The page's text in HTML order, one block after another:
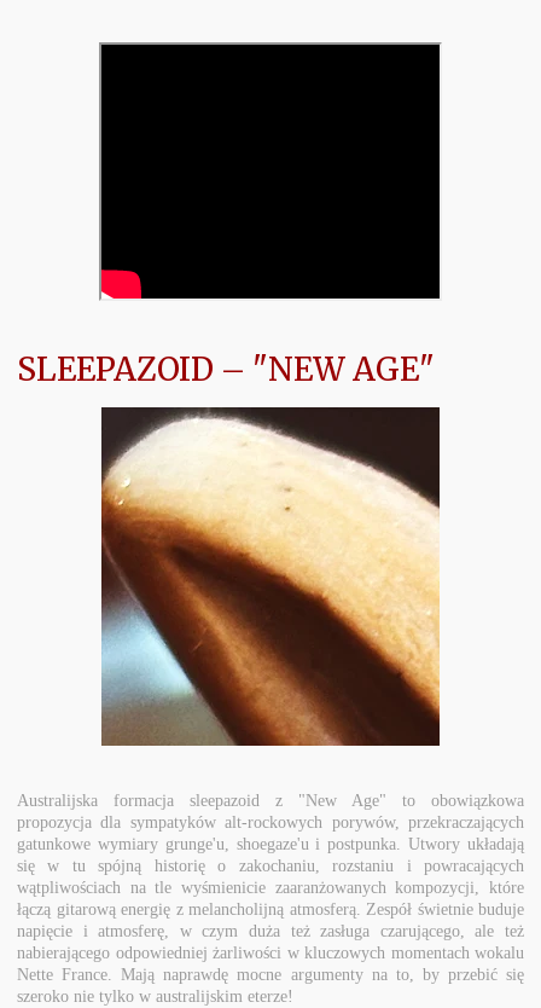
SLEEPAZOID – "NEW AGE"
Australijska formacja sleepazoid z "New Age" to obowiązkowa
propozycja dla sympatyków alt-rockowych porywów, przekraczających
gatunkowe wymiary grunge'u, shoegaze'u i postpunka. Utwory układają
się w tu spójną historię o zakochaniu, rozstaniu i powracających
wątpliwościach na tle wyśmienicie zaaranżowanych kompozycji, które
łączą gitarową energię z melancholijną atmosferą. Zespół świetnie buduje
napięcie i atmosferę, w czym duża też zasługa czarującego, ale też
nabierającego odpowiedniej żarliwości w kluczowych momentach wokalu
Nette France. Mają naprawdę mocne argumenty na to, by przebić się
szeroko nie tylko w australijskim eterze!